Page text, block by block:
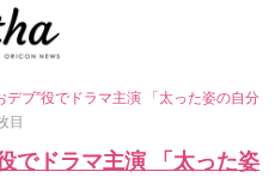
デブ”役でドラマ主演 「太った姿の自分
目
でドラマ主演 「太った姿